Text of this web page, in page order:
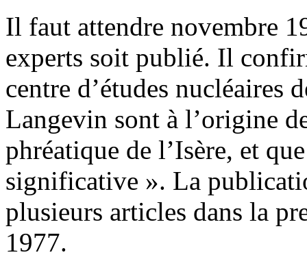
Il faut attendre novembre
experts soit publié. Il
centre d’études nucléaires
Langevin sont à l’origine
phréatique de l’Isère, et
significative ». La
plusieurs articles dans la
1977.